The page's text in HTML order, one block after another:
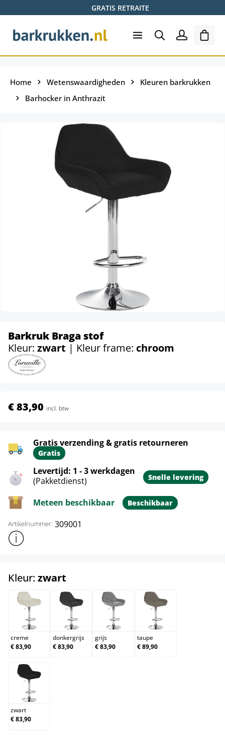
GRATIS RETRAITE
Home Wetenswaardigheden
Kleuren barkrukken
Barhocker in Anthrazit
Barkruk Braga stof
Kleur: zwart | Kleur frame: chroom
€ 83,90 incl. btw
Gratis verzending & gratis retourneren
Gratis
Levertijd: 1 - 3 werkdagen
(Pakketdienst)
Snelle levering
Meteen beschikbaar Beschikbaar
Artikelnummer: 309001
Toon meer productinformatie
Kleur: zwart
creme
creme
€ 83,90
donkergrijs
donkergrijs
€ 83,90
grijs
grijs
€ 83,90
taupe
taupe
€ 89,90
zwart
zwart
€ 83,90